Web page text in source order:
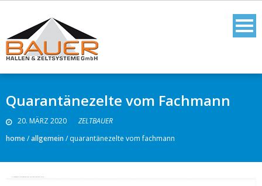
Quarantänezelte vom Fachmann
20. MÄRZ 2020
ZELTBAUER
home/allgemein/quarantänezelte vom fachmann